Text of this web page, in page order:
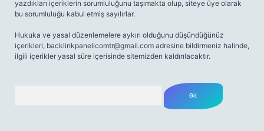
yazdıkları içeriklerin sorumluluğunu taşımakta olup, siteye üye olarak
bu sorumluluğu kabul etmiş sayılırlar.
Hukuka ve yasal düzenlemelere aykırı olduğunu düşündüğünüz
içerikleri, backlinkpanelicomtr@gmail.com adresine bildirmeniz halinde,
ilgili içerikler yasal süre içerisinde sitemizden kaldırılacaktır.